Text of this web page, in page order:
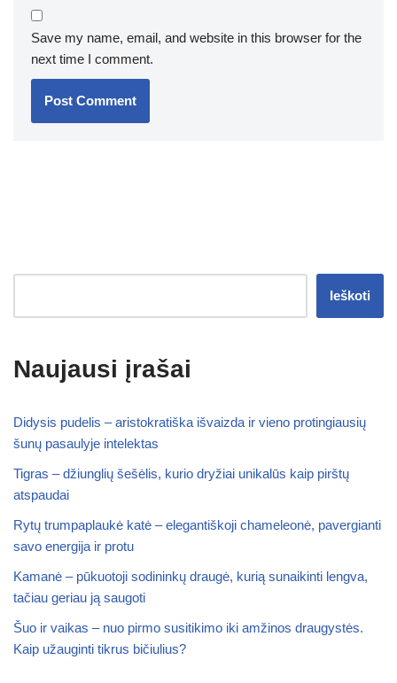
Save my name, email, and website in this browser for the
next time I comment.
Ieškoti
Naujausi įrašai
Didysis pudelis – aristokratiška išvaizda ir vieno protingiausių
šunų pasaulyje intelektas
Tigras – džiunglių šešėlis, kurio dryžiai unikalūs kaip pirštų
atspaudai
Rytų trumpaplaukė katė – elegantiškoji chameleonė, pavergianti
savo energija ir protu
Kamanė – pūkuotoji sodininkų draugė, kurią sunaikinti lengva,
tačiau geriau ją saugoti
Šuo ir vaikas – nuo pirmo susitikimo iki amžinos draugystės.
Kaip užauginti tikrus bičiulius?